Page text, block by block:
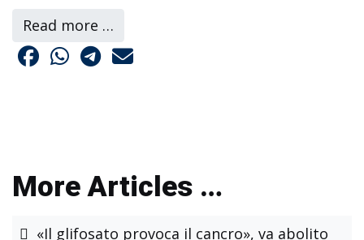
Read more …
More Articles …
«Il glifosato provoca il cancro», va abolito